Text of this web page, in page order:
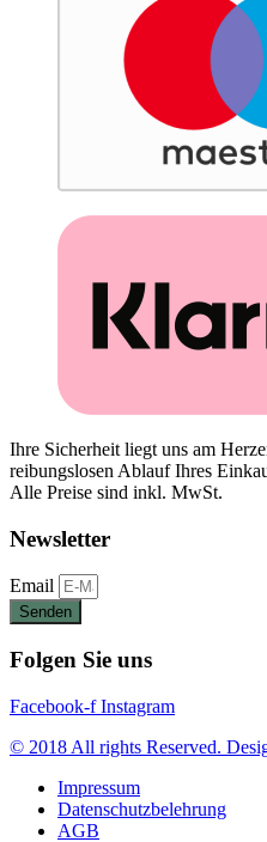
Ihre Sicherheit liegt uns am
reibungslosen Ablauf Ihres
Alle Preise sind inkl. MwSt.
Newsletter
Email
Senden
Folgen Sie uns
Facebook-f Instagram
© 2018 All rights Reserved.
Impressum
Datenschutzbelehrung
AGB